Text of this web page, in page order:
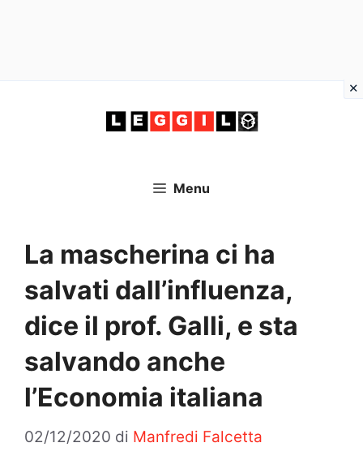
Menu
La mascherina ci ha
salvati dall’influenza,
dice il prof. Galli, e sta
salvando anche
l’Economia italiana
02/12/2020 di Manfredi Falcetta